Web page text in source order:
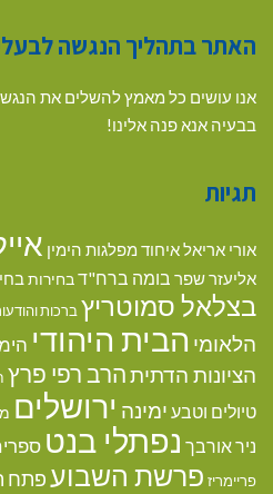
האתר בתהליך הנגשה לבעלי
אנו עושים כל מאמץ להשלים את
בבעיה אנא פנה אלינו!
תגיות
אורי אריאלאיחוד מפלגות הימין
אליעזר שפר בומה ברח"דבחירות
בצלאל סמוטריץ ברכות
הלאומי הבית היהודי
הציונות הדתיתהרב רפי פרץ
טיולים וטבע ימינה ירושלים
ניר אורבך נפתלי בנט
פריימריז פרשת השבועפתח